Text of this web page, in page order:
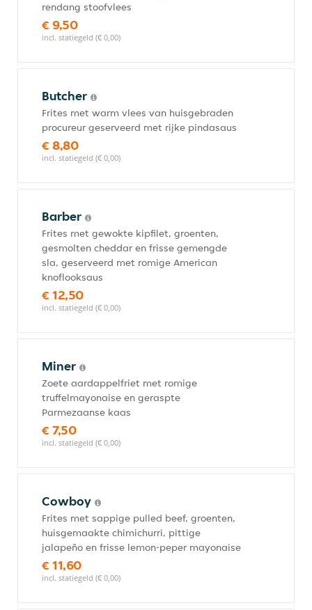
rendang stoofvlees
€ 9,50
incl. statiegeld (€ 0,00)
Butcher
Frites met warm vlees van huisgebraden
procureur geserveerd met rijke pindasaus
€ 8,80
incl. statiegeld (€ 0,00)
Barber
Frites met gewokte kipfilet, groenten,
gesmolten cheddar en frisse gemengde
sla, geserveerd met romige American
knoflooksaus
€ 12,50
incl. statiegeld (€ 0,00)
Miner
Zoete aardappelfriet met romige
truffelmayonaise en geraspte
Parmezaanse kaas
€ 7,50
incl. statiegeld (€ 0,00)
Cowboy
Frites met sappige pulled beef, groenten,
huisgemaakte chimichurri, pittige
jalapeño en frisse lemon-peper mayonaise
€ 11,60
incl. statiegeld (€ 0,00)